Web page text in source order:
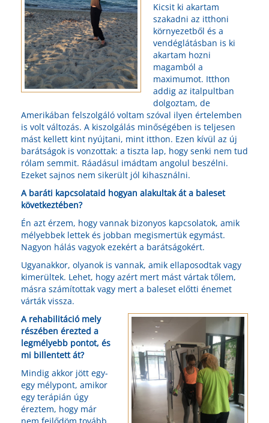
Kicsit ki akartam
szakadni az itthoni
környezetből és a
vendéglátásban is ki
akartam hozni
magamból a
maximumot. Itthon
addig az italpultban
dolgoztam, de
Amerikában felszolgáló voltam szóval ilyen értelemben
is volt változás. A kiszolgálás minőségében is teljesen
mást kellett kint nyújtani, mint itthon. Ezen kívül az új
barátságok is vonzottak: a tiszta lap, hogy senki nem tud
rólam semmit. Ráadásul imádtam angolul beszélni.
Ezeket sajnos nem sikerült jól kihasználni.
A baráti kapcsolataid hogyan alakultak át a baleset
következtében?
Én azt érzem, hogy vannak bizonyos kapcsolatok, amik
mélyebbek lettek és jobban megismertük egymást.
Nagyon hálás vagyok ezekért a barátságokért.
Ugyanakkor, olyanok is vannak, amik ellaposodtak vagy
kimerültek. Lehet, hogy azért mert mást vártak tőlem,
másra számítottak vagy mert a baleset előtti énemet
várták vissza.
A rehabilitáció mely
részében érezted a
legmélyebb pontot, és
mi billentett át?
Mindig akkor jött egy-
egy mélypont, amikor
egy terápián úgy
éreztem, hogy már